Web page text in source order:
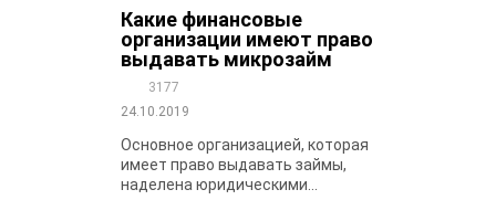
Какие финансовые
организации имеют право
выдавать микрозайм
3177
24.10.2019
Основное организацией, которая
имеет право выдавать займы,
наделена юридическими...